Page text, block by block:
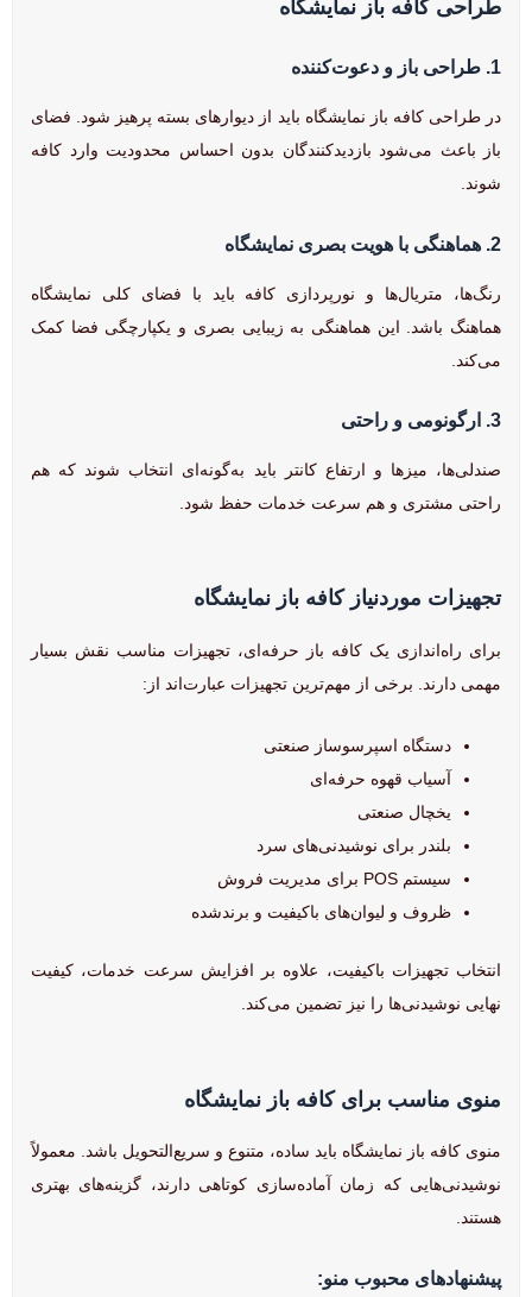
طراحی کافه باز نمایشگاه
1. طراحی باز و دعوت‌کننده
در طراحی کافه باز نمایشگاه باید از دیوارهای بسته پرهیز شود. فضای
باز باعث می‌شود بازدیدکنندگان بدون احساس محدودیت وارد کافه
شوند.
2. هماهنگی با هویت بصری نمایشگاه
رنگ‌ها، متریال‌ها و نورپردازی کافه باید با فضای کلی نمایشگاه
هماهنگ باشد. این هماهنگی به زیبایی بصری و یکپارچگی فضا کمک
می‌کند.
3. ارگونومی و راحتی
صندلی‌ها، میزها و ارتفاع کانتر باید به‌گونه‌ای انتخاب شوند که هم
راحتی مشتری و هم سرعت خدمات حفظ شود.
تجهیزات موردنیاز کافه باز نمایشگاه
برای راه‌اندازی یک کافه باز حرفه‌ای، تجهیزات مناسب نقش بسیار
مهمی دارند. برخی از مهم‌ترین تجهیزات عبارت‌اند از:
دستگاه اسپرسوساز صنعتی
آسیاب قهوه حرفه‌ای
یخچال صنعتی
بلندر برای نوشیدنی‌های سرد
سیستم POS برای مدیریت فروش
ظروف و لیوان‌های باکیفیت و برندشده
انتخاب تجهیزات باکیفیت، علاوه بر افزایش سرعت خدمات، کیفیت
نهایی نوشیدنی‌ها را نیز تضمین می‌کند.
منوی مناسب برای کافه باز نمایشگاه
منوی کافه باز نمایشگاه باید ساده، متنوع و سریع‌التحویل باشد. معمولاً
نوشیدنی‌هایی که زمان آماده‌سازی کوتاهی دارند، گزینه‌های بهتری
هستند.
پیشنهادهای محبوب منو: